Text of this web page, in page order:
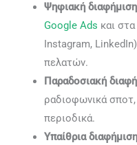
Ψηφιακή διαφήμιση
Google Ads και στα
Instagram,
πελατών.
Παραδοσιακή
ραδιοφωνικά
περιοδικά.
Υπαίθρια διαφήμιση